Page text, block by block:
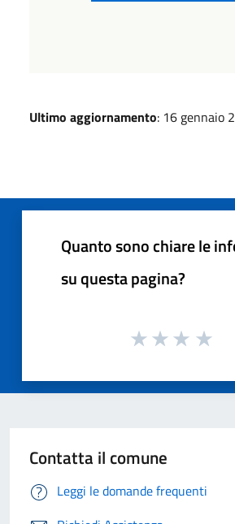
Ultimo aggiornamento: 16 gennaio
Quanto sono chiare le
su questa pagina?
Contatta il comune
Leggi le domande frequenti